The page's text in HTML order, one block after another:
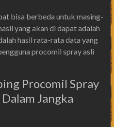
bisa berbeda untuk masing-
yang akan di dapat adalah
hasil rata-rata data yang
procomil spray asli
Procomil Spray
Jangka